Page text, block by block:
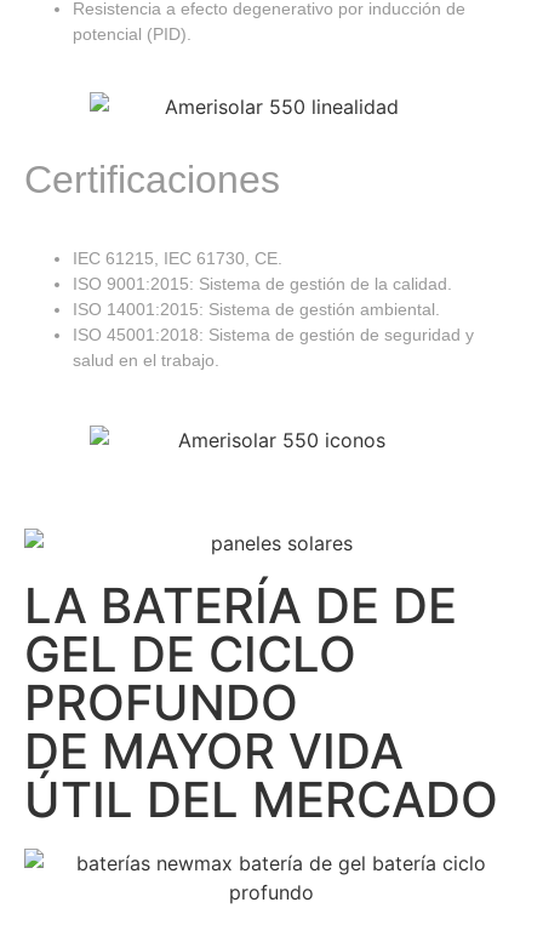
Resistencia a efecto degenerativo por inducción de
potencial (PID).
Certificaciones
IEC 61215, IEC 61730, CE.
ISO 9001:2015: Sistema de gestión de la calidad.
ISO 14001:2015: Sistema de gestión ambiental.
ISO 45001:2018: Sistema de gestión de seguridad y
salud en el trabajo.
LA BATERÍA DE DE
GEL DE CICLO
PROFUNDO
DE MAYOR VIDA
ÚTIL DEL MERCADO